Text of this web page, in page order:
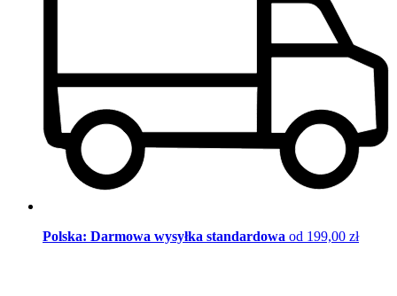
Polska: Darmowa wysyłka standardowa od 199,00 zł